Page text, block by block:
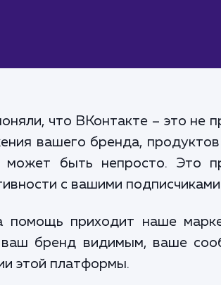
что ВКонтакте – это не
вашего бренда,
может быть непросто. Это
с вашими
помощь приходит наше
ваш бренд видимым, ваше
этой платформы.